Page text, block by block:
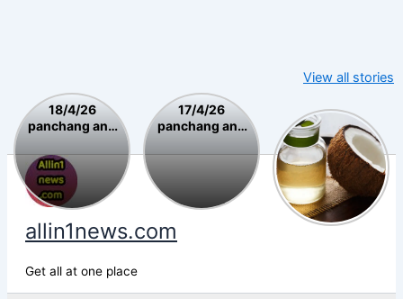
View all stories
18/4/26
panchang
choghadiya
આજનું
અને
18/4/26
panchang and
આજનું પંચાંગ અને
ચોઘડિયા
17/4/26
panchang
choghadiya
આજનું
અને
17/4/26
panchang and
આજનું પંચાંગ અને
ઘરેલું નુસખા
Skip
content
allin1news.com
Get all at one place